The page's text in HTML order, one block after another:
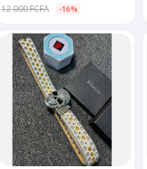
12 000 FCFA -16%